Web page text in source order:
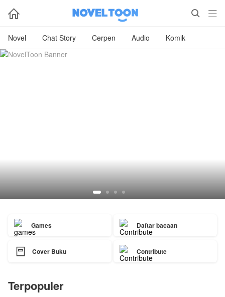
  
Novel Chat Story Cerpen Audio Komik
Games Daftar bacaan
 Cover Buku Contribute
Terpopuler